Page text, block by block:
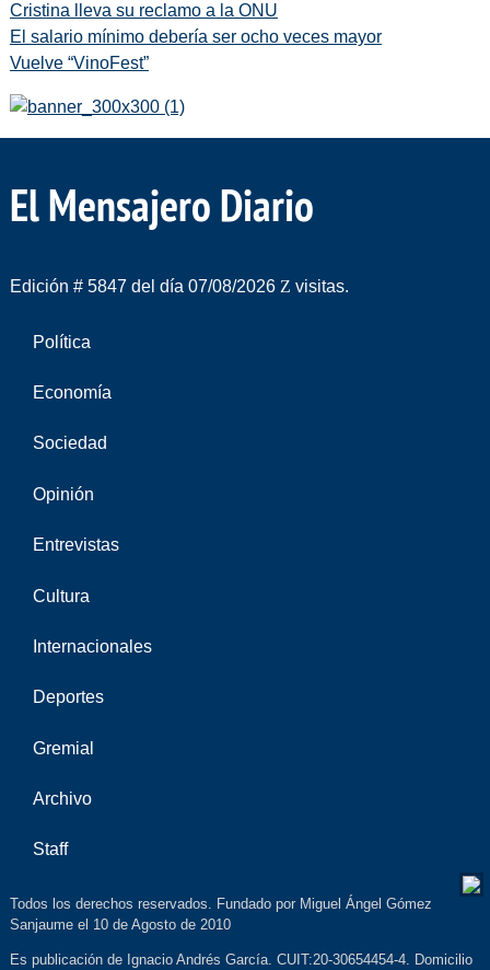
Cristina lleva su reclamo a la ONU
El salario mínimo debería ser ocho veces mayor
Vuelve “VinoFest”
El Mensajero Diario
Edición # 5847 del día 07/08/2026 visitas.
Política
Economía
Sociedad
Opinión
Entrevistas
Cultura
Internacionales
Deportes
Gremial
Archivo
Staff
Todos los derechos reservados. Fundado por Miguel Ángel Gómez
Sanjaume el 10 de Agosto de 2010
Es publicación de Ignacio Andrés García. CUIT:20-30654454-4. Domicilio